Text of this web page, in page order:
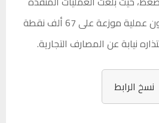
في ذلك اليوم نحو 2 مليون عملية موزعة على 67 ألف نقطة
نيابة عن المصارف التجارية.
نسخ الرابط